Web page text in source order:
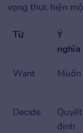
vọng thực hiện
Từ
Ý
nghĩa
Want Muốn
Decide
Quyết
định